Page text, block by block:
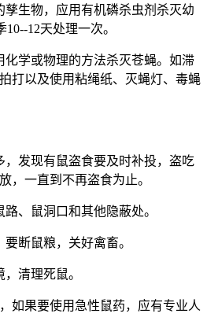
孳生物，应用有机磷杀虫剂杀灭幼
10--12天处理一次。
化学或物理的方法杀灭苍蝇。如滞
打以及使用粘绳纸、灭蝇灯、毒蝇
，发现有鼠盗食要及时补投，盗吃
，一直到不再盗食为止。
、鼠洞口和其他隐蔽处。
断鼠粮，关好禽畜。
清理死鼠。
如果要使用急性鼠药，应有专业人